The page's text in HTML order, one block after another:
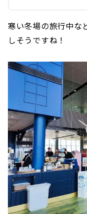
寒い冬場の旅行中な
しそうですね！